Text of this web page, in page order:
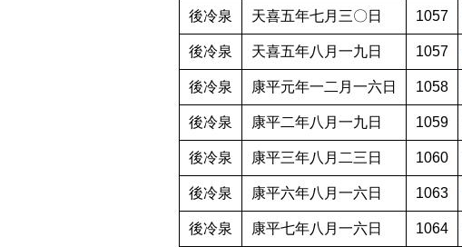
後冷泉 天喜五年七月三〇日 1057
後冷泉 天喜五年八月一九日 1057
後冷泉 康平元年一二月一六日 1058
後冷泉 康平二年八月一九日 1059
後冷泉 康平三年八月二三日 1060
後冷泉 康平六年八月一六日 1063
後冷泉 康平七年八月一六日 1064